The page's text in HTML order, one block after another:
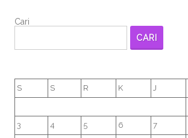
Cari
CARI
S S R K J
3 4 5 6 7